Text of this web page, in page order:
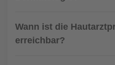
Wann ist die
erreichbar?